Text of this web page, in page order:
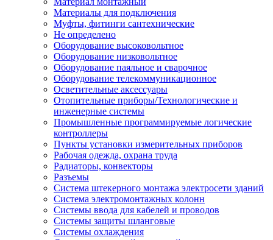
Материалы для подключения
Муфты, фитинги сантехнические
Не определено
Оборудование высоковольтное
Оборудование низковольтное
Оборудование паяльное и сварочное
Оборудование телекоммуникационное
Осветительные аксессуары
Отопительные приборы/Технологические и
инженерные системы
Промышленные программируемые логические
контроллеры
Пункты установки измерительных приборов
Рабочая одежда, охрана труда
Радиаторы, конвекторы
Разъемы
Система штекерного монтажа электросети зданий
Система электромонтажных колонн
Системы ввода для кабелей и проводов
Системы защиты шланговые
Системы охлаждения